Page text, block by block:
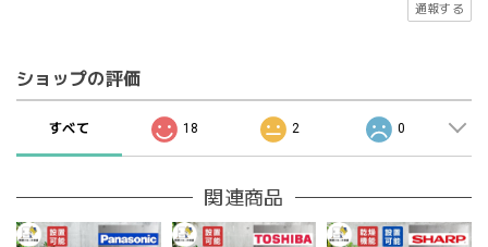
通報する
ショップの評価
すべて 18 2 0
関連商品